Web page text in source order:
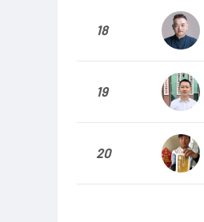
18
19
20